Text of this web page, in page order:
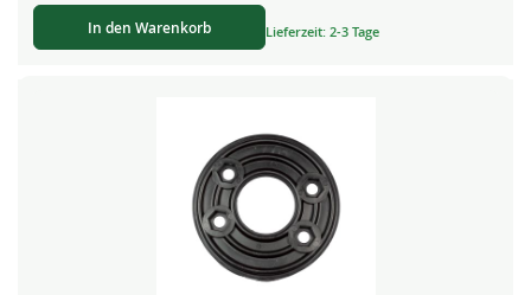
In den Warenkorb Lieferzeit: 2-3 Tage